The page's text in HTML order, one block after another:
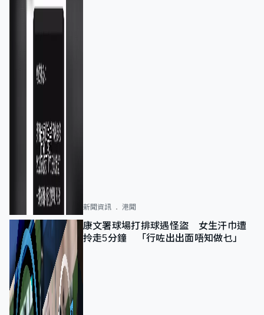
新聞資訊 港聞
康文署球場打排球遇怪盜 女生汗巾遭
拎走5分鐘 「行咗出出面唔知做乜」